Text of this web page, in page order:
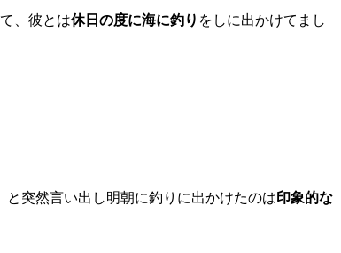
、彼とは休日の度に海に釣り をしに出かけてまし
突然言い出し明朝に釣りに出かけたのは印象的な